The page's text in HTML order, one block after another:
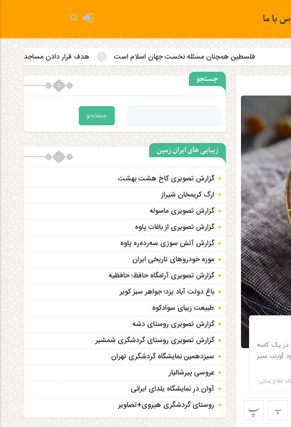
با ما
مسئله نخست جهان اسلام است هدف قرار دادن مساجد به رویه‌ای سازمان‌ یافته تبدیل
در یک کاسه
سیر
اطلاع رسانی
پ پ
جستجو
زیبایی های ایران زمین
گزارش تصویری کاخ هشت‌ بهشت
ارگ کریمخان شیراز
گزارش تصویری ماسوله
گزارش تصویری از باغات پاوه
گزارش آتش سوزی سەردەرە پاوه
موزه خودروهای تاریخی ایران
گزارش تصویری آرامگاه حافظ؛ حافظیه‎
باغ دولت آباد یزد؛ جواهر سبز کویر
طبیعت زیبای سوادکوه
گزارش تصویری روستای دشه
گزارش تصویری روستای گردشگری شمشیر
سیزدهمین نمایشگاه گردشگری تهران
عروسی پیرشالیار
آوان در نمایشگاه یلدای ایرانی
روستای گردشگری هیروی+تصاویر